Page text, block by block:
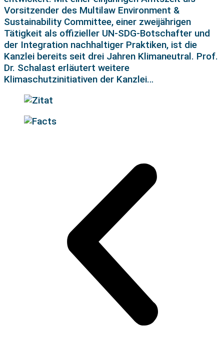
Vorsitzender des Multilaw Environment &
Sustainability Committee, einer zweijährigen
Tätigkeit als offizieller UN-SDG-Botschafter und
der Integration nachhaltiger Praktiken, ist die
Kanzlei bereits seit drei Jahren Klimaneutral. Prof.
Dr. Schalast erläutert weitere
Klimaschutzinitiativen der Kanzlei…